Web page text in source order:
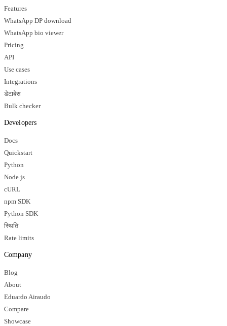
Features
WhatsApp DP download
WhatsApp bio viewer
Pricing
API
Use cases
Integrations
डेटाबेस
Bulk checker
Developers
Docs
Quickstart
Python
Node.js
cURL
npm SDK
Python SDK
स्थिति
Rate limits
Company
Blog
About
Eduardo Airaudo
Compare
Showcase